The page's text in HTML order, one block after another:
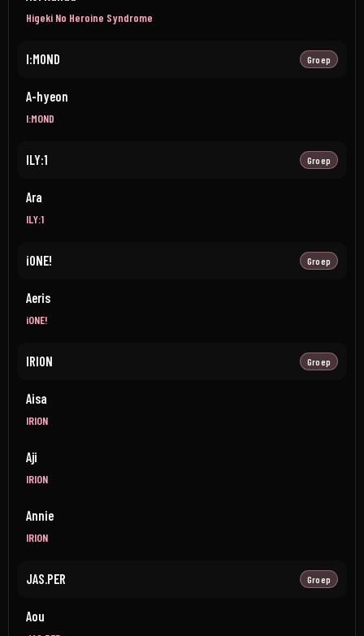
Higeki No Heroine Syndrome
I:MOND Groep
A-hyeon
I:MOND
ILY:1 Groep
Ara
ILY:1
iONE! Groep
Aeris
iONE!
IRION Groep
Aisa
IRION
Aji
IRION
Annie
IRION
JAS.PER Groep
Aou